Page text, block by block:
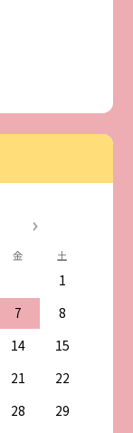
金 土
1
7
8
14
15
21
22
28
29